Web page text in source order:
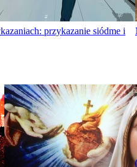
przykazanie siódme i